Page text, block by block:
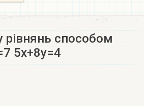
рівнянь способом
5x+8y=4